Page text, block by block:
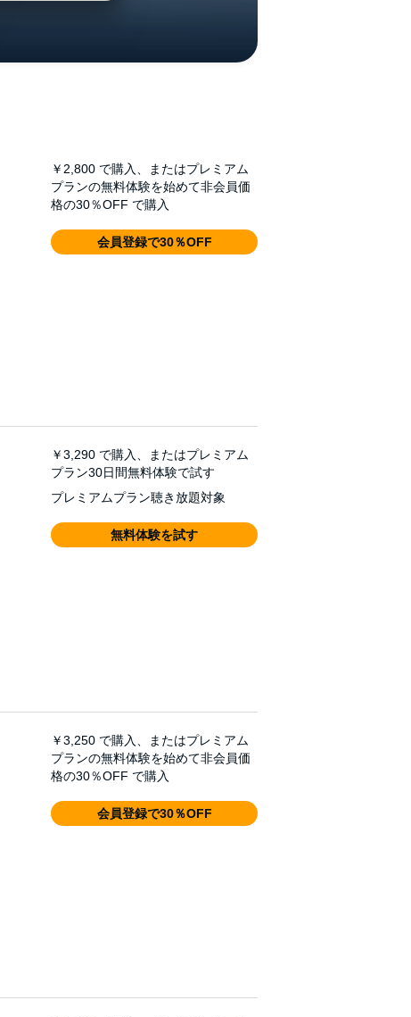
￥2,800 で購入、またはプレミアム
プランの無料体験を始めて非会員価
格の30％OFF で購入
会員登録で30％OFF
￥3,290 で購入、またはプレミアム
プラン30日間無料体験で試す
プレミアムプラン聴き放題対象
無料体験を試す
￥3,250 で購入、またはプレミアム
プランの無料体験を始めて非会員価
格の30％OFF で購入
会員登録で30％OFF